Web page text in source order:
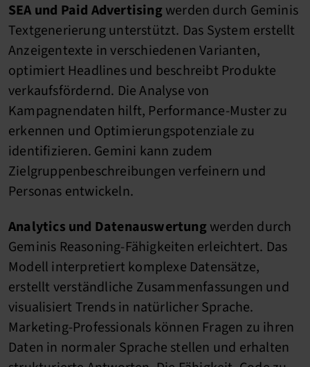
SEA und Paid Advertising werden durch Geminis
Textgenerierung unterstützt. Das System erstellt
Anzeigentexte in verschiedenen Varianten,
optimiert Headlines und beschreibt Produkte
verkaufsfördernd. Die Analyse von
Kampagnendaten hilft, Performance-Muster zu
erkennen und Optimierungspotenziale zu
identifizieren. Gemini kann zudem
Zielgruppenbeschreibungen verfeinern und
Personas entwickeln.
Analytics und Datenauswertung werden durch
Geminis Reasoning-Fähigkeiten erleichtert. Das
Modell interpretiert komplexe Datensätze,
erstellt verständliche Zusammenfassungen und
visualisiert Trends in natürlicher Sprache.
Marketing-Professionals können Fragen zu ihren
Daten in normaler Sprache stellen und erhalten